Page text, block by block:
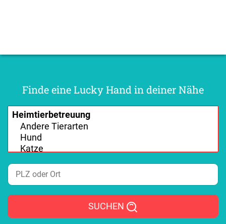
Finde eine Lucky Hand in deiner Nähe
SUCHEN